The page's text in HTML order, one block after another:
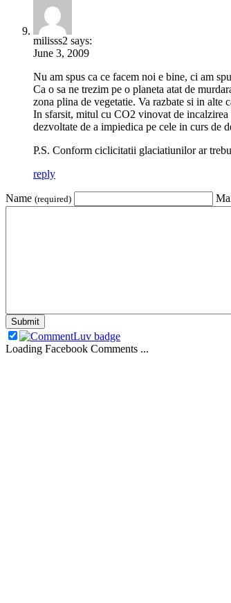
milisss2 says:
June 3, 2009
Nu am spus ca ce facem noi e bine, ci am
Ca o sa ne trezim pe o planeta atat de
zona plina de vegetatie. Va razbate si in
In sfarsit, mitul cu CO2 vinovat de incalzirea
dezvoltate de a impiedica pe cele in curs de
P.S. Conform ciclicitatii glaciatiunilor ar
reply
Name (required)
Loading Facebook Comments ...